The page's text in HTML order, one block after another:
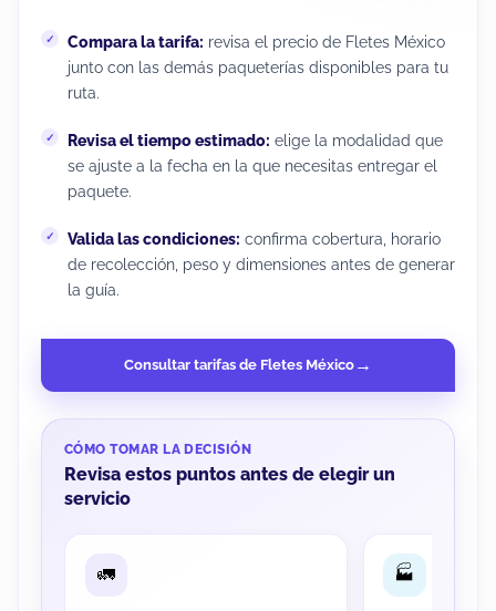
Compara la tarifa: revisa el precio de Fletes México
junto con las demás paqueterías disponibles para tu
ruta.
Revisa el tiempo estimado: elige la modalidad que
se ajuste a la fecha en la que necesitas entregar el
paquete.
Valida las condiciones: confirma cobertura, horario
de recolección, peso y dimensiones antes de generar
la guía.
Consultar tarifas de Fletes México
CÓMO TOMAR LA DECISIÓN
Revisa estos puntos antes de elegir un
servicio